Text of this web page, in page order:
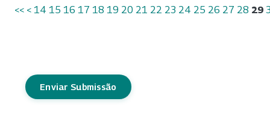
<< < 14 15 16 17 18 19 20 21 22 23 24 25 26 27 28 29
Enviar Submissão